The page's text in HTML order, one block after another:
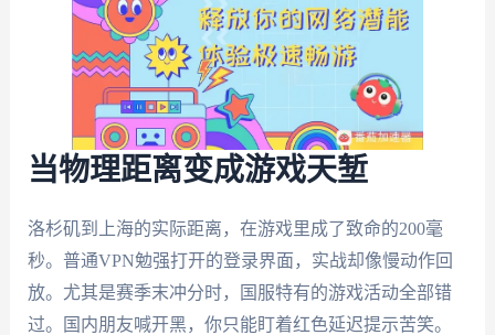
当物理距离变成游戏天堑
洛杉矶到上海的实际距离，在游戏里成了致命的200毫
秒。普通VPN勉强打开的登录界面，实战却像慢动作回
放。尤其是赛季末冲分时，国服特有的游戏活动全部错
过。国内朋友喊开黑，你只能盯着红色延迟提示苦笑。